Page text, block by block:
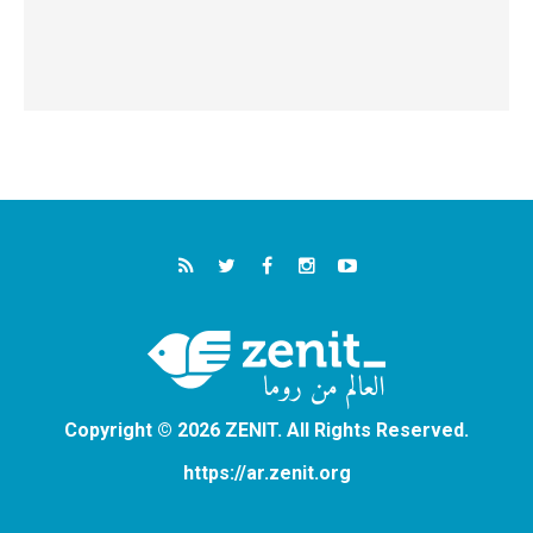
Copyright © 2026 ZENIT. All Rights Reserved.
https://ar.zenit.org